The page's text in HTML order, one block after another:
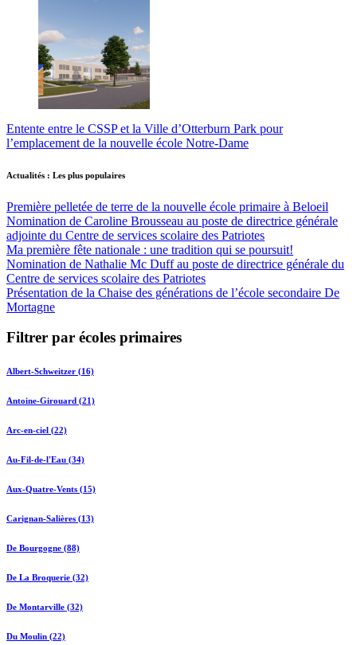
Entente entre le CSSP et la Ville d’Otterburn Park pour
l’emplacement de la nouvelle école Notre-Dame
Actualités : Les plus populaires
Première pelletée de terre de la nouvelle école primaire à Beloeil
Nomination de Caroline Brousseau au poste de directrice générale
adjointe du Centre de services scolaire des Patriotes
Ma première fête nationale : une tradition qui se poursuit!
Nomination de Nathalie Mc Duff au poste de directrice générale du
Centre de services scolaire des Patriotes
Présentation de la Chaise des générations de l’école secondaire De
Mortagne
Filtrer par écoles primaires
Albert-Schweitzer (16)
Antoine-Girouard (21)
Arc-en-ciel (22)
Au-Fil-de-l'Eau (34)
Aux-Quatre-Vents (15)
Carignan-Salières (13)
De Bourgogne (88)
De La Broquerie (32)
De Montarville (32)
Du Moulin (22)